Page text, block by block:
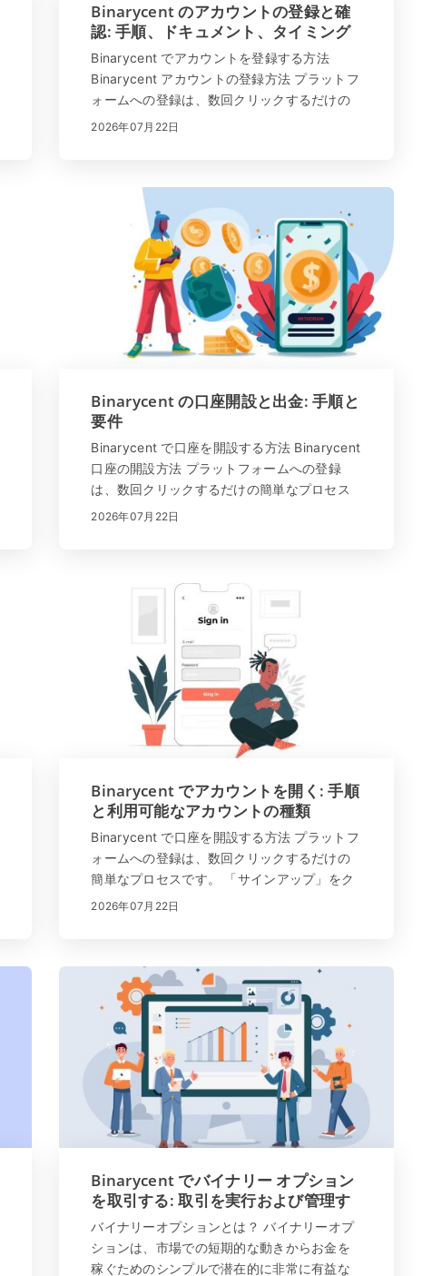
Binarycent のアカウントの登録と確
認: 手順、ドキュメント、タイミング
Binarycent でアカウントを登録する方法
Binarycent アカウントの登録方法 プラットフ
ォームへの登録は、数回クリックするだけの
簡単なプロセスです。 「サインアップ」をク
2026年07月22日
Binarycent の口座開設と出金: 手順と
要件
Binarycent で口座を開設する方法 Binarycent
口座の開設方法 プラットフォームへの登録
は、数回クリックするだけの簡単なプロセス
です。 「サインアップ」をクリックするか、
2026年07月22日
Binarycent でアカウントを開く: 手順
と利用可能なアカウントの種類
Binarycent で口座を開設する方法 プラットフ
ォームへの登録は、数回クリックするだけの
簡単なプロセスです。 「サインアップ」をク
リックするか、ここをクリック してくださ
2026年07月22日
Binarycent でバイナリー オプション
を取引する: 取引を実行および管理す
る方法
バイナリーオプションとは？ バイナリーオプ
ションは、市場での短期的な動きからお金を
稼ぐためのシンプルで潜在的に非常に有益な